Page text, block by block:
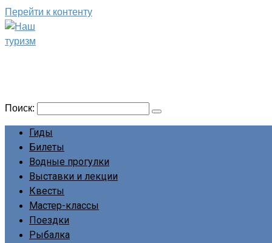
Перейти к контенту
Поиск:
Гиды
Билеты
Водные прогулки
Выставки и лекции
Квесты
Мастер-классы
Поездки
Рыбалка